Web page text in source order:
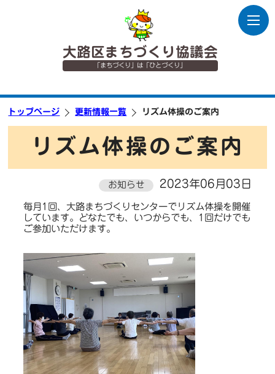
大路区まちづくり協議会
「まちづくり」は「ひとづくり」
トップページ 更新情報一覧 リズム体操のご案内
リズム体操のご案内
お知らせ 2023年06月03日
毎月1回、大路まちづくりセンターでリズム体操を開催
しています。どなたでも、いつからでも、1回だけでも
ご参加いただけます。